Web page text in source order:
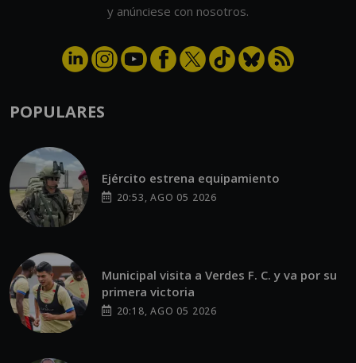
y anúnciese con nosotros.
POPULARES
Ejército estrena equipamiento
20:53, AGO 05 2026
Municipal visita a Verdes F. C. y va por su
primera victoria
20:18, AGO 05 2026